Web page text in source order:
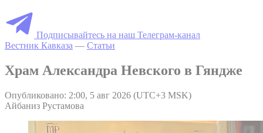
Подписывайтесь на наш Телеграм-канал
Вестник Кавказа — Статьи
Храм Александра Невского в Гяндже
Опубликовано: 2:00, 5 авг 2026 (UTC+3 MSK)
Айбаниз Рустамова